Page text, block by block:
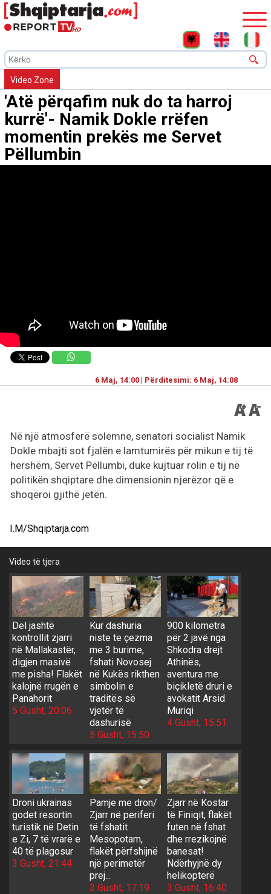
Video Zone
'Atë përqafim nuk do ta harroj
kurrë'- Namik Dokle rrëfen
momentin prekës me Servet
Pëllumbin
6 Maj, 14:00 | Përditesimi: 6 Maj, 14:08
Në një atmosferë solemne, senatori socialist Namik
Dokle mbajti sot fjalën e lamtumirës për mikun e tij të
hershëm, Servet Pëllumbi, duke kujtuar rolin e tij në
politikën shqiptare dhe dimensionin njerëzor që e
shoqëroi gjithë jetën.
I.M/Shqiptarja.com
Video të tjera
Del jashtë
kontrollit zjarri
në Mallakastër,
digjen masivë
me pisha! Flakët
kalojnë rrugën e
Panahorit
5 Gusht, 20:06
Kur dashuria
niste te çezma
me 3 burime,
fshati Novosej
në Kukës rikthen
simbolin e
traditës së
vjetër të
dashurisë
5 Gusht, 15:50
900 kilometra
për 2 javë nga
Shkodra drejt
Athinës,
aventura me
biçikletë druri e
avokatit Arsid
Muriqi
4 Gusht, 15:51
Droni ukrainas
godet resortin
turistik në Detin
e Zi, 7 të vrarë e
40 të plagosur
3 Gusht, 21:44
Pamje me dron/
Zjarr në periferi
të fshatit
Mesopotam,
flakët përfshijnë
një perimetër
prej...
3 Gusht, 17:19
Zjarr në Kostar
të Finiqit, flakët
futen në fshat
dhe rrezikojnë
banesat!
Ndërhyjnë dy
helikopterë
3 Gusht, 16:40